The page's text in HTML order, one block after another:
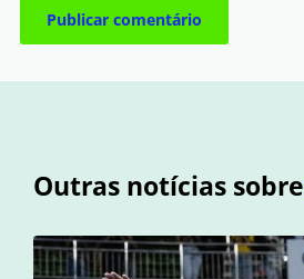
Outras notícias sobre